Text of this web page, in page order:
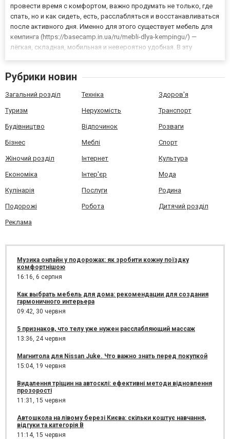
провести время с комфортом, важно продумать не только, где
спать, но и как сидеть, есть, расслабляться и восстанавливаться
после активного дня. Именно для этого существует мебель для
кемпинга (https://basecamp.in.ua/ru/mebli-dlya-kempingu/) —
лёгкая, складная, мобильная и невероятно удобная. В эту
Рубрики новин
Загальний розділ Техніка Здоров'я
Туризм Нерухомість Транспорт
Будівництво Відпочинок Розваги
Бізнес Меблі Спорт
Жіночий розділ Інтернет Культура
Економіка Інтер'єр Мода
Кулінарія Послуги Родина
Подорожі Робота Дитячий розділ
Реклама
Музика онлайн у подорожах: як зробити кожну поїздку
комфортнішою
16:16, 6 серпня
Как выбрать мебель для дома: рекомендации для создания
гармоничного интерьера
09:42, 30 червня
5 признаков, что телу уже нужен расслабляющий массаж
13:36, 24 червня
Магнитола для Nissan Juke. Что важно знать перед покупкой
15:04, 19 червня
Видалення тріщин на автосклі: ефективні методи відновлення
прозорості
11:31, 15 червня
Автошкола на лівому березі Києва: скільки коштує навчання,
відгуки та категорія B
11:14, 15 червня